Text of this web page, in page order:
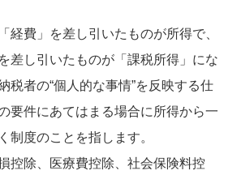
経費」を差し引いたものが所得で、
差し引いたものが「課税所得」にな
税者の“個人的な事情”を反映する仕
要件にあてはまる場合に所得から一
制度のことを指します。
控除、医療費控除、社会保険料控